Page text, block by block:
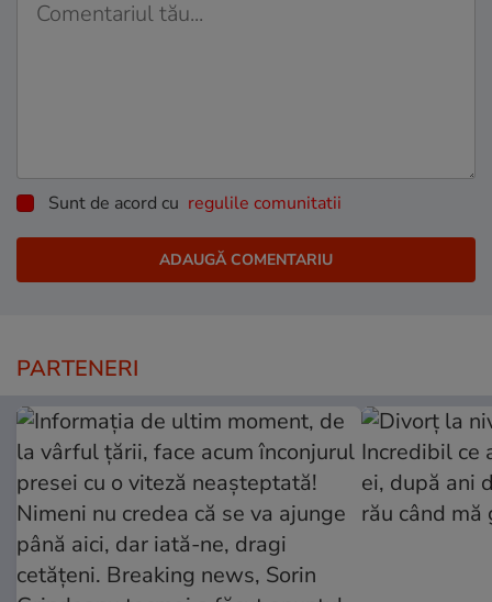
Sunt de acord cu regulile comunitatii
PARTENERI